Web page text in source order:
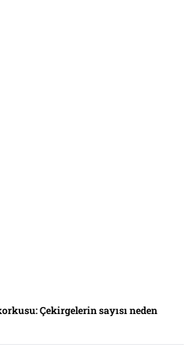
Çekirgelerin sayısı neden